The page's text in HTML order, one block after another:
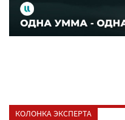
КОЛОНКА ЭКСПЕРТА